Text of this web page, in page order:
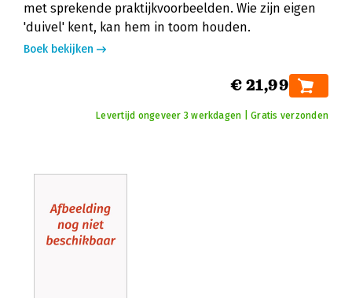
met sprekende praktijkvoorbeelden. Wie zijn eigen
'duivel' kent, kan hem in toom houden.
Boek bekijken
€ 21,99
Levertijd ongeveer 3 werkdagen | Gratis verzonden